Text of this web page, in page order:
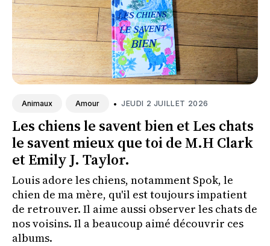
Animaux Amour • JEUDI 2 JUILLET 2026
Les chiens le savent bien et Les chats
le savent mieux que toi de M.H Clark
et Emily J. Taylor.
Louis adore les chiens, notamment Spok, le
chien de ma mère, qu'il est toujours impatient
de retrouver. Il aime aussi observer les chats de
nos voisins. Il a beaucoup aimé découvrir ces
albums.